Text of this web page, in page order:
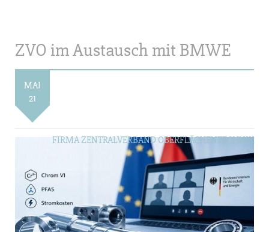
ZVO im Austausch mit BMWE
MAI
21
FIRMA ZENTRALVERBAND OBERFLÄCHENTECHNIK